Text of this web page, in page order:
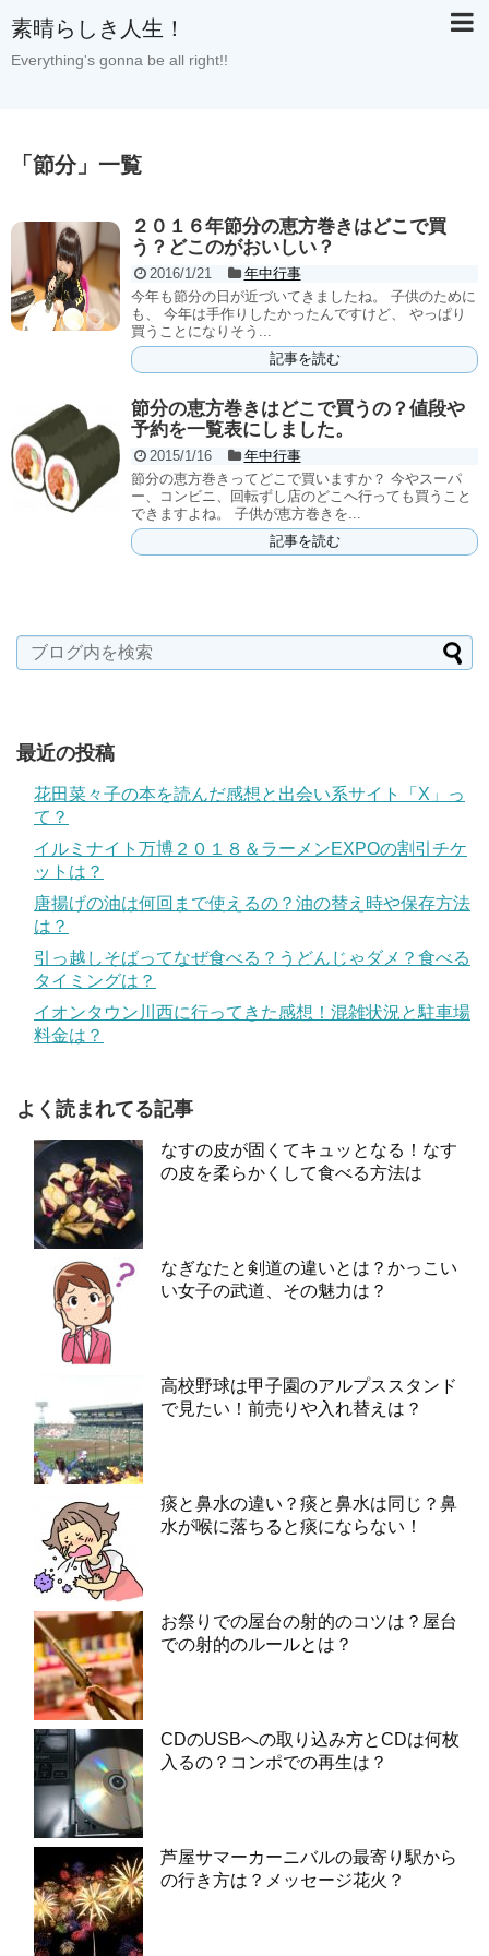
素晴らしき人生！
Everything's gonna be all right!!
「 節分」 一覧
２０１６年節分の恵方巻きはどこで買
う？どこのがおいしい？
2016/1/21
年中行事
今年も節分の日が近づいてきましたね。 子供のために
も、 今年は手作りしたかったんですけど、 やっぱり
買うことになりそう...
記事を読む
節分の恵方巻きはどこで買うの？値段や
予約を一覧表にしました。
2015/1/16
年中行事
節分の恵方巻きってどこで買いますか？ 今やスーパ
ー、コンビニ、回転ずし店のどこへ行っても買うこと
できますよね。 子供が恵方巻きを...
記事を読む
最近の投稿
花田菜々子の本を読んだ感想と出会い系サイト「X」っ
て？
イルミナイト万博２０１８＆ラーメンEXPOの割引チケ
ットは？
唐揚げの油は何回まで使えるの？油の替え時や保存方法
は？
引っ越しそばってなぜ食べる？うどんじゃダメ？食べる
タイミングは？
イオンタウン川西に行ってきた感想！混雑状況と駐車場
料金は？
よく読まれてる記事
なすの皮が固くてキュッとなる！なす
の皮を柔らかくして食べる方法は
なぎなたと剣道の違いとは？かっこい
い女子の武道、その魅力は？
高校野球は甲子園のアルプススタンド
で見たい！前売りや入れ替えは？
痰と鼻水の違い？痰と鼻水は同じ？鼻
水が喉に落ちると痰にならない！
お祭りでの屋台の射的のコツは？屋台
での射的のルールとは？
CDのUSBへの取り込み方とCDは何枚
入るの？コンポでの再生は？
芦屋サマーカーニバルの最寄り駅から
の行き方は？メッセージ花火？